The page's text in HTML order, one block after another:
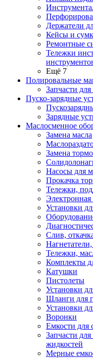
Держатели
Кейсы и
Ремонтные
Тележки
Ещё 7
Полировальные
Запчасти
Пуско-зарядные
Зарядные
Маслосменное
Замена масла
Замена
Насосы для
Прокачка
Тележки,
Электронная
Установки
Слив,
Тележки,
Комплекты
Катушки
Пистолеты
Установки
Шланги для
Установки
Воронки
Емкости для
Запчасти
жидкостей
Мерные